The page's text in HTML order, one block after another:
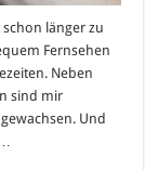
schon länger zu
Fernsehen
Neben
sind mir
Und